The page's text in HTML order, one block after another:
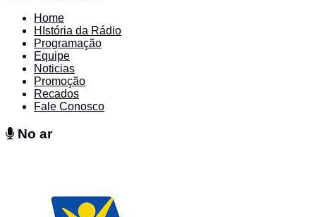
Home
HIstória da Rádio
Programação
Equipe
Noticias
Promoção
Recados
Fale Conosco
No ar